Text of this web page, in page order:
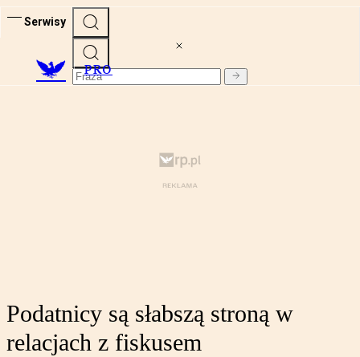
Serwisy
PRO
Podatnicy są słabszą stroną w
relacjach z fiskusem